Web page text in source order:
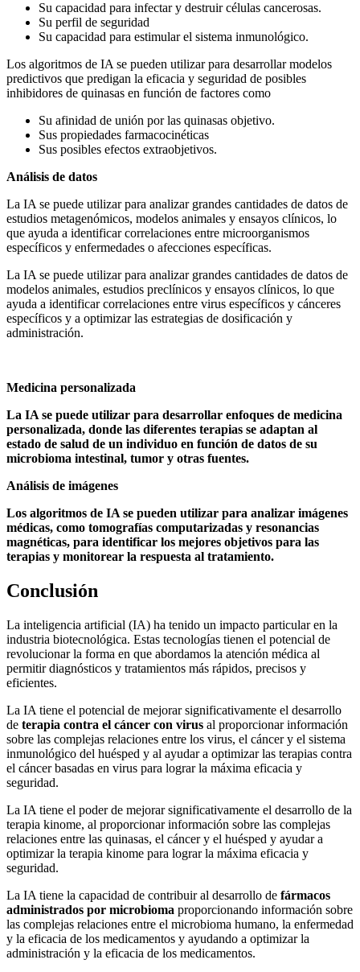
Su capacidad para infectar y destruir células cancerosas.
Su perfil de seguridad
Su capacidad para estimular el sistema inmunológico.
Los algoritmos de IA se pueden utilizar para desarrollar modelos
predictivos que predigan la eficacia y seguridad de posibles
inhibidores de quinasas en función de factores como
Su afinidad de unión por las quinasas objetivo.
Sus propiedades farmacocinéticas
Sus posibles efectos extraobjetivos.
Análisis de datos
La IA se puede utilizar para analizar grandes cantidades de datos de
estudios metagenómicos, modelos animales y ensayos clínicos, lo
que ayuda a identificar correlaciones entre microorganismos
específicos y enfermedades o afecciones específicas.
La IA se puede utilizar para analizar grandes cantidades de datos de
modelos animales, estudios preclínicos y ensayos clínicos, lo que
ayuda a identificar correlaciones entre virus específicos y cánceres
específicos y a optimizar las estrategias de dosificación y
administración.
Medicina personalizada
La IA se puede utilizar para desarrollar enfoques de medicina
personalizada, donde las diferentes terapias se adaptan al
estado de salud de un individuo en función de datos de su
microbioma intestinal, tumor y otras fuentes.
Análisis de imágenes
Los algoritmos de IA se pueden utilizar para analizar imágenes
médicas, como tomografías computarizadas y resonancias
magnéticas, para identificar los mejores objetivos para las
terapias y monitorear la respuesta al tratamiento.
Conclusión
La inteligencia artificial (IA) ha tenido un impacto particular en la
industria biotecnológica. Estas tecnologías tienen el potencial de
revolucionar la forma en que abordamos la atención médica al
permitir diagnósticos y tratamientos más rápidos, precisos y
eficientes.
La IA tiene el potencial de mejorar significativamente el desarrollo
de terapia contra el cáncer con virus al proporcionar información
sobre las complejas relaciones entre los virus, el cáncer y el sistema
inmunológico del huésped y al ayudar a optimizar las terapias contra
el cáncer basadas en virus para lograr la máxima eficacia y
seguridad.
La IA tiene el poder de mejorar significativamente el desarrollo de la
terapia kinome, al proporcionar información sobre las complejas
relaciones entre las quinasas, el cáncer y el huésped y ayudar a
optimizar la terapia kinome para lograr la máxima eficacia y
seguridad.
La IA tiene la capacidad de contribuir al desarrollo de fármacos
administrados por microbioma proporcionando información sobre
las complejas relaciones entre el microbioma humano, la enfermedad
y la eficacia de los medicamentos y ayudando a optimizar la
administración y la eficacia de los medicamentos.